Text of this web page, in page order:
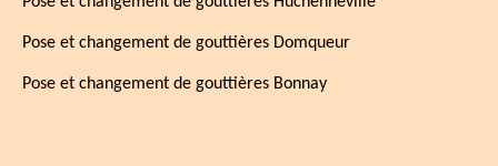
Pose et changement de gouttières Domqueur
Pose et changement de gouttières Bonnay